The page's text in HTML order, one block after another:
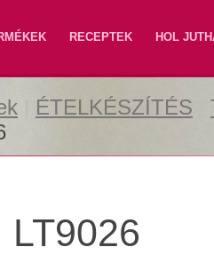
RECEPTEK HOL
ÉTELKÉSZÍTÉS
LT9026